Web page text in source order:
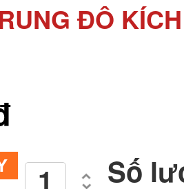
ĐÔ
Số